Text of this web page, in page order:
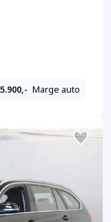
Marge auto